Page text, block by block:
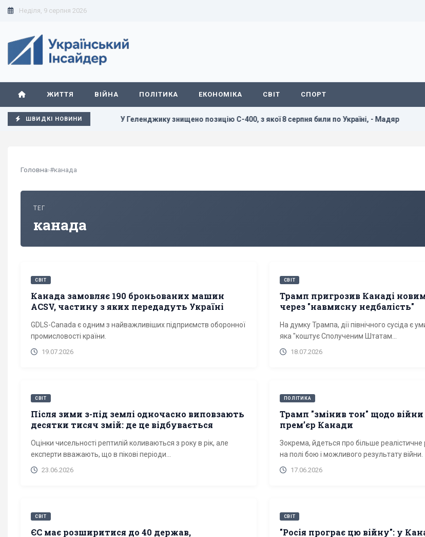
Неділя, 9 серпня 2026
ЖИТТЯ ВІЙНА ПОЛІТИКА ЕКОНОМІКА СВІТ СПОРТ
ШВИДКІ НОВИНИ
війни У Геленджику знищено позицію С-400, з якої 8 серпня били по Україні, - Мадяр Дві
Головна›#канада
ТЕГ
канада
СВІТ
Канада замовляє 190 броньованих машин
ACSV, частину з яких передадуть Україні
GDLS-Canada є одним з найважливіших підприємств оборонної
промисловості країни.
19.07.2026
СВІТ
Трамп пригрозив Канаді
через "навмисну недбалість"
На думку Трампа, дії північного сусіда є
яка "коштує Сполученим Штатам...
18.07.2026
СВІТ
Після зими з-під землі одночасно виповзають
десятки тисяч змій: де це відбувається
Оцінки чисельності рептилій коливаються з року в рік, але
експерти вважають, що в пікові періоди...
23.06.2026
ПОЛІТИКА
Трамп "змінив тон" щодо війни
премʼєр Канади
Зокрема, йдеться про більше реалістичне
на полі бою і можливого результату війни.
17.06.2026
СВІТ
ЄС має розширитися до 40 держав,
СВІТ
"Росія програє цю війну": у